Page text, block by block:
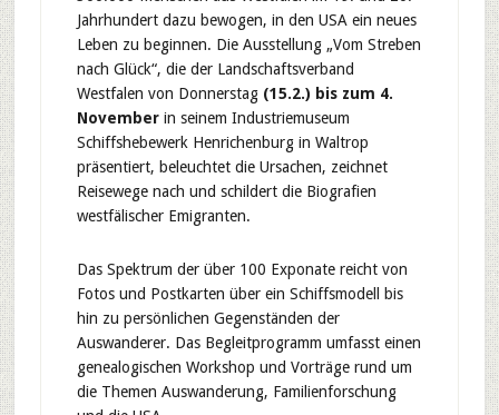
Jahrhundert dazu bewogen, in den USA ein neues
Leben zu beginnen. Die Ausstellung „Vom Streben
nach Glück“, die der Landschaftsverband
Westfalen von Donnerstag (15.2.) bis zum 4.
Novemberin seinem Industriemuseum
Schiffshebewerk Henrichenburg in Waltrop
präsentiert, beleuchtet die Ursachen, zeichnet
Reisewege nach und schildert die Biografien
westfälischer Emigranten.
Das Spektrum der über 100 Exponate reicht von
Fotos und Postkarten über ein Schiffsmodell bis
hin zu persönlichen Gegenständen der
Auswanderer. Das Begleitprogramm umfasst einen
genealogischen Workshop und Vorträge rund um
die Themen Auswanderung, Familienforschung